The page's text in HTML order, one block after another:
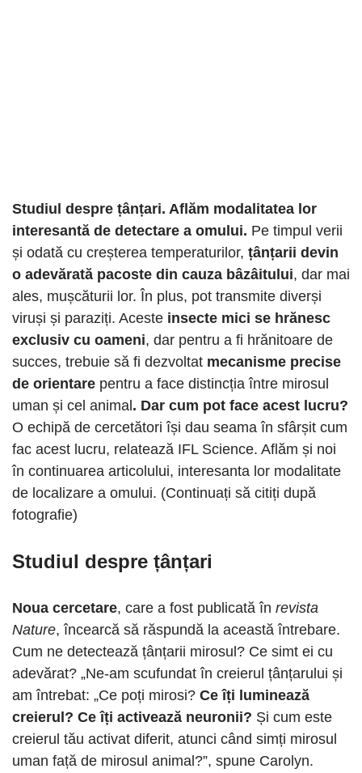
Studiul despre țânțari. Aflăm modalitatea lor
interesantă de detectare a omului. Pe timpul verii
și odată cu creșterea temperaturilor, țânțarii devin
o adevărată pacoste din cauza bâzâitului, dar mai
ales, mușcăturii lor. În plus, pot transmite diverși
viruși și paraziți. Aceste insecte mici se hrănesc
exclusiv cu oameni, dar pentru a fi hrănitoare de
succes, trebuie să fi dezvoltat mecanisme precise
de orientare pentru a face distincția între mirosul
uman și cel animal. Dar cum pot face acest lucru?
O echipă de cercetători își dau seama în sfârșit cum
fac acest lucru, relatează IFL Science. Aflăm și noi
în continuarea articolului, interesanta lor modalitate
de localizare a omului. (Continuați să citiți după
fotografie)
Studiul despre țânțari
Noua cercetare, care a fost publicată în revista
Nature, încearcă să răspundă la această întrebare.
Cum ne detectează țânțarii mirosul? Ce simt ei cu
adevărat? „Ne-am scufundat în creierul țânțarului și
am întrebat: „Ce poți mirosi? Ce îți luminează
creierul? Ce îți activează neuronii? Și cum este
creierul tău activat diferit, atunci când simți mirosul
uman față de mirosul animal?”, spune Carolyn.